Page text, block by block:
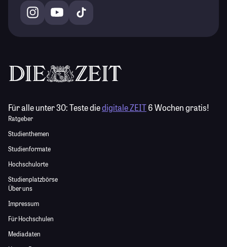
Für alle unter 30:Teste diedigitale ZEIT6 Wochen gratis!
Ratgeber
Studienthemen
Studienformate
Hochschulorte
Studienplatzbörse
Über uns
Impressum
Für Hochschulen
Mediadaten